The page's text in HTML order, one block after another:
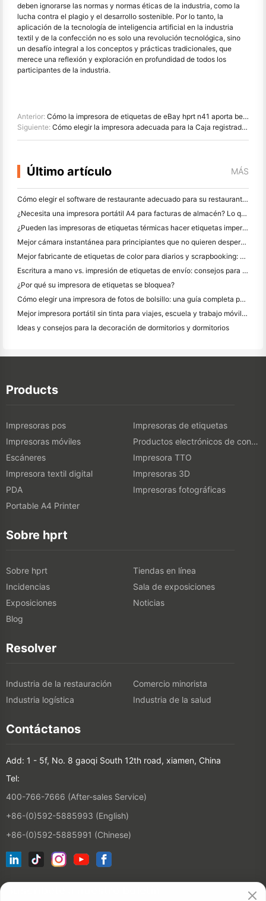
deben ignorarse las normas y normas éticas de la industria, como la
lucha contra el plagio y el desarrollo sostenible. Por lo tanto, la
aplicación de la tecnología de inteligencia artificial en la industria
textil y de la confección no es solo una revolución tecnológica, sino
un desafío integral a los conceptos y prácticas tradicionales, que
merece una reflexión y exploración en profundidad de todos los
participantes de la industria.
Anterior: Cómo la impresora de etiquetas de eBay hprt n41 aporta beneficios a su negocio de eBay
Siguiente: Cómo elegir la impresora adecuada para la Caja registradora
Último artículo MÁS
Cómo elegir el software de restaurante adecuado para su restaurante pequeño o mediano
¿Necesita una impresora portátil A4 para facturas de almacén? Lo que realmente funciona
¿Pueden las impresoras de etiquetas térmicas hacer etiquetas impermeables para productos de pequeñas empresas?
Mejor cámara instantánea para principiantes que no quieren desperdiciar papel
Mejor fabricante de etiquetas de color para diarios y scrapbooking: Añadir más color a cada página
Escritura a mano vs. impresión de etiquetas de envío: consejos para las pequeñas empresas en 2026
¿Por qué su impresora de etiquetas se bloquea?
Cómo elegir una impresora de fotos de bolsillo: una guía completa para los usuarios de diario, viajes y iPhone
Mejor impresora portátil sin tinta para viajes, escuela y trabajo móvil: Hanin MT620 Pro
Ideas y consejos para la decoración de dormitorios y dormitorios
Products
Impresoras pos
Impresoras de etiquetas
Impresoras móviles
Productos electrónicos de consumo
Escáneres
Impresora TTO
Impresora textil digital
Impresoras 3D
PDA
Impresoras fotográficas
Portable A4 Printer
Sobre hprt
Sobre hprt
Tiendas en línea
Incidencias
Sala de exposiciones
Exposiciones
Noticias
Blog
Resolver
Industria de la restauración
Comercio minorista
Industria logística
Industria de la salud
Contáctanos
Add: 1 - 5f, No. 8 gaoqi South 12th road, xiamen, China
Tel:
400-766-7666 (After-sales Service)
+86-(0)592-5885993 (English)
+86-(0)592-5885991 (Chinese)